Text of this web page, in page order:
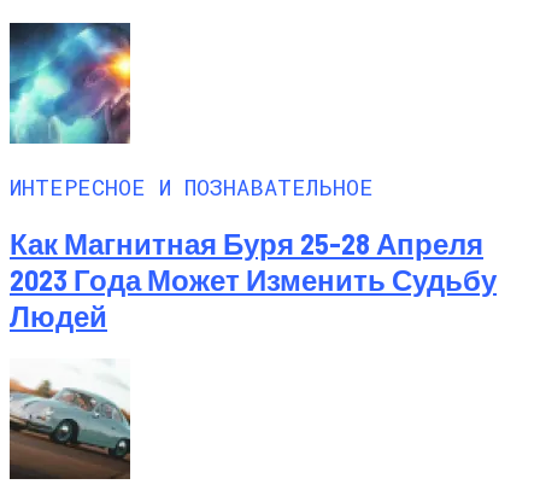
ИНТЕРЕСНОЕ И ПОЗНАВАТЕЛЬНОЕ
Как Магнитная Буря 25-28 Апреля
2023 Года Может Изменить Судьбу
Людей